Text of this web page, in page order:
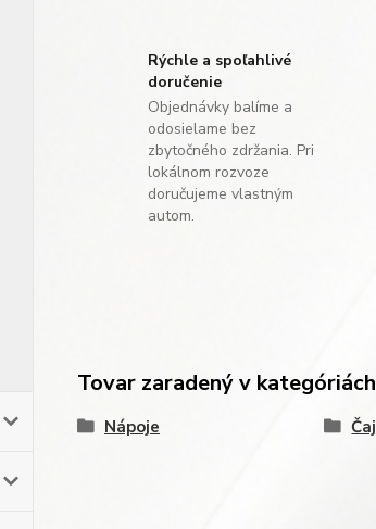
Rýchle a spoľahlivé
doručenie
Objednávky balíme a
odosielame bez
zbytočného zdržania. Pri
lokálnom rozvoze
doručujeme vlastným
autom.
Tovar zaradený v kategóriách
Nápoje Čaj